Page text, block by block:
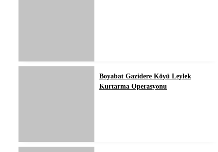
Boyabat Gazidere Köyü Leylek
Kurtarma Operasyonu